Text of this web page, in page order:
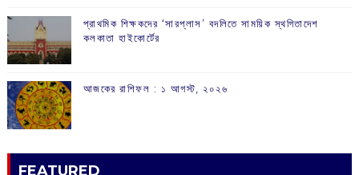
প্রাথমিক শিক্ষকদের ‘সারপ্লাস’ বদলিতে সাময়িক স্থগিতাদেশ
কলকাতা হাইকোর্টের
আজকের রাশিফল :‌ ‌‌১ আগস্ট, ২০২৬
FEATURED